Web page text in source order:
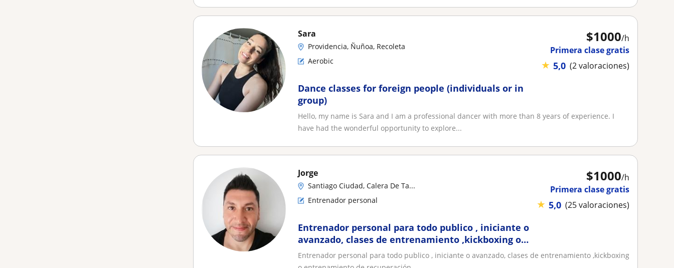
$1000/h
Primera clase gratis
★ 5,0 (2 valoraciones)
Sara
Providencia, Ñuñoa, Recoleta
Aerobic
Dance classes for foreign people (individuals or in
group)
Hello, my name is Sara and I am a professional dancer with more than 8 years of experience. I
have had the wonderful opportunity to explore...
$1000/h
Primera clase gratis
★ 5,0 (25 valoraciones)
Jorge
Santiago Ciudad, Calera De Ta...
Entrenador personal
Entrenador personal para todo publico , iniciante o
avanzado, clases de entrenamiento ,kickboxing o
entrenamiento de recuperación
Entrenador personal para todo publico , iniciante o avanzado, clases de entrenamiento ,kickboxing